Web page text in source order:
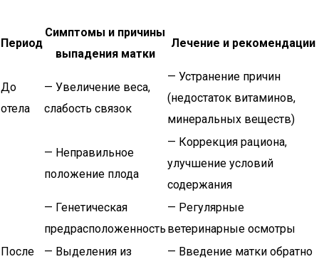
Период
Симптомы и причины
выпадения матки
Лечение и рекомендации
До
отела
— Увеличение веса,
слабость связок
— Устранение причин
(недостаток витаминов,
минеральных веществ)
— Неправильное
положение плода
— Коррекция рациона,
улучшение условий
содержания
— Генетическая
предрасположенность
— Регулярные
ветеринарные осмотры
После
— Выделения из
— Введение матки обратно